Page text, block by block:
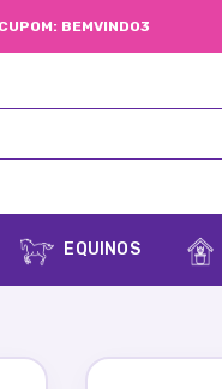
BEMVINDO3
EQUINOS